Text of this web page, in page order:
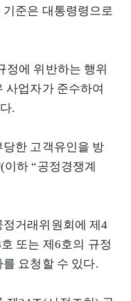
준은 대통령령으로
에 위반하는 행위
사업자가 준수하여
.
한 고객유인을 방
하 “공정경쟁계
거래위원회에 제4
또는 제6호의 규정
요청할 수 있다.